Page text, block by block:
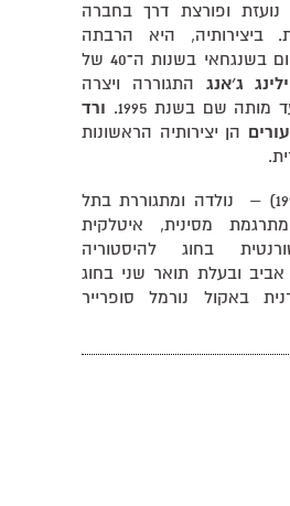
נועזת ופורצת דרך בחברה
ביצירותיה, היא הרבתה
בשנגחאי בשנות ה־
40 של
ג׳אנג התגוררה ויצרה
שם בשנת 1995.
ורד
הן יצירותיה הראשונות
(1990) – נולדה ומתגוררת בתל
מסינית, איטלקית
בחוג להיסטוריה
ובעלת תואר שני בחוג
באקול נורמל סופרייר